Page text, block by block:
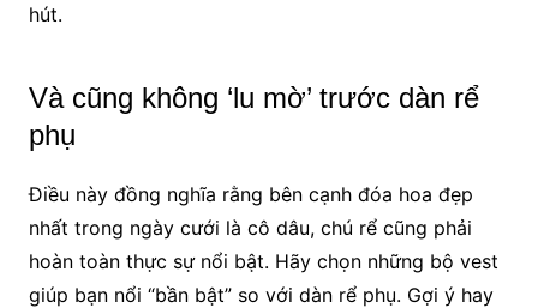
hút.
Và cũng không ‘lu mờ’ trước dàn rể
phụ
Điều này đồng nghĩa rằng bên cạnh đóa hoa đẹp
nhất trong ngày cưới là cô dâu, chú rể cũng phải
hoàn toàn thực sự nổi bật. Hãy chọn những bộ vest
giúp bạn nổi “bần bật” so với dàn rể phụ. Gợi ý hay